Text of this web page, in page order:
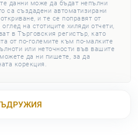
данни може да бъдат непълни
са създадени автоматизирани
и те се поправят от
на стотиците хиляди отчети,
в Търговския регистър, като
от по-големите към по-малките
или неточности във вашите
да ни пишете, за да
корекция.